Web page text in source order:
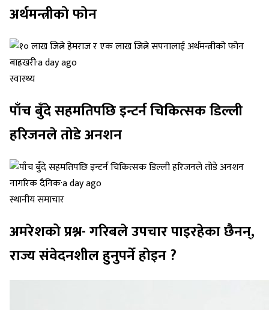
अर्थमन्त्रीको फोन
बाह्रखरी·a day ago
स्वास्थ्य
पाँच बुँदे सहमतिपछि इन्टर्न चिकित्सक डिल्ली
हरिजनले तोडे अनशन
नागरिक दैनिक·a day ago
स्थानीय समाचार
अमरेशको प्रश्न- गरिबले उपचार पाइरहेका छैनन्,
राज्य संवेदनशील हुनुपर्ने होइन ?